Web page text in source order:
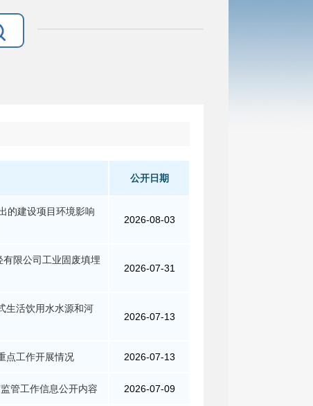
公开日期
的建设项目环境影响
2026-08-03
限公司工业固废填埋
2026-07-31
生活饮用水水源和河
2026-07-13
点工作开展情况 2026-07-13
管工作信息公开内容 2026-07-09